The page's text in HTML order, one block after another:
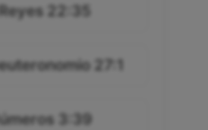
22:35
27:1
3:39